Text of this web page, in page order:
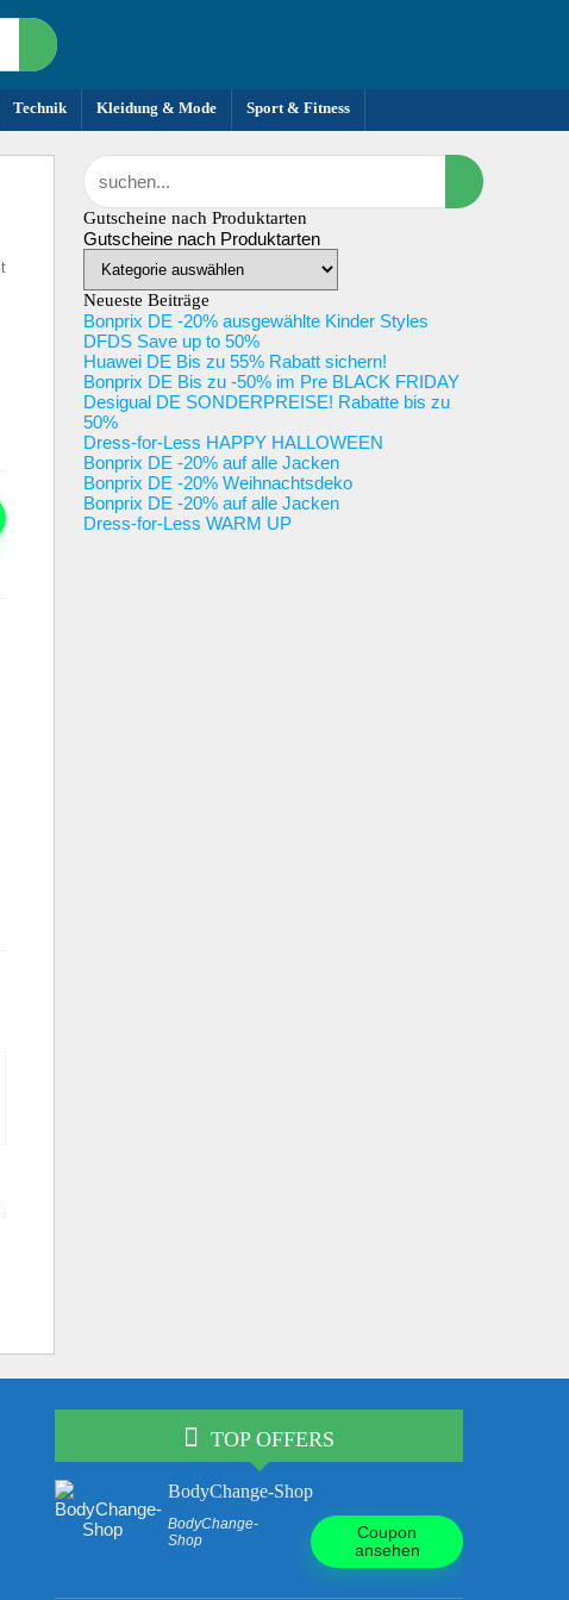
Technik Kleidung & Mode Sport & Fitness
Gutscheine nach Produktarten
Gutscheine nach Produktarten
Neueste Beiträge
Bonprix DE -20% ausgewählte Kinder Styles
DFDS Save up to 50%
Huawei DE Bis zu 55% Rabatt sichern!
Bonprix DE Bis zu -50% im Pre BLACK FRIDAY
Desigual DE SONDERPREISE! Rabatte bis zu
50%
Dress-for-Less HAPPY HALLOWEEN
Bonprix DE -20% auf alle Jacken
Bonprix DE -20% Weihnachtsdeko
Bonprix DE -20% auf alle Jacken
Dress-for-Less WARM UP
TOP OFFERS
BodyChange-Shop
BodyChange-
Shop
Coupon
ansehen